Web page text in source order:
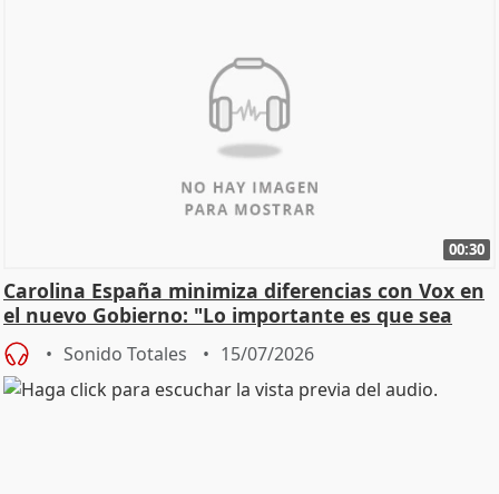
00:30
Carolina España minimiza diferencias con Vox en
el nuevo Gobierno: "Lo importante es que sea
una leg
Sonido Totales 15/07/2026